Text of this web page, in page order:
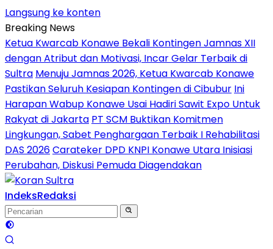
Langsung ke konten
Breaking News
Ketua Kwarcab Konawe Bekali Kontingen Jamnas XII
dengan Atribut dan Motivasi, Incar Gelar Terbaik di
Sultra Menuju Jamnas 2026, Ketua Kwarcab Konawe
Pastikan Seluruh Kesiapan Kontingen di Cibubur Ini
Harapan Wabup Konawe Usai Hadiri Sawit Expo Untuk
Rakyat di Jakarta PT SCM Buktikan Komitmen
Lingkungan, Sabet Penghargaan Terbaik I Rehabilitasi
DAS 2026Carateker DPD KNPI Konawe Utara Inisiasi
Perubahan, Diskusi Pemuda Diagendakan
IndeksRedaksi